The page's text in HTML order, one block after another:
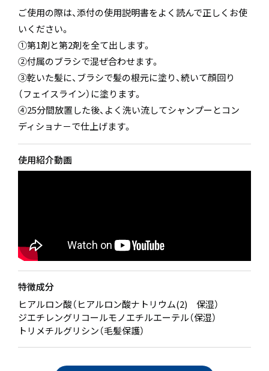
ご使用の際は、添付の使用説明書をよく読んで正しくお使
いください。
①第1剤と第2剤を全て出します。
②付属のブラシで混ぜ合わせます。
③乾いた髪に、ブラシで髪の根元に塗り、続いて顔回り
（フェイスライン）に塗ります。
④25分間放置した後、よく洗い流してシャンプーとコン
ディショナ－で仕上げます。
使用紹介動画
特徴成分
ヒアルロン酸（ヒアルロン酸ナトリウム(2) 保湿）
ジエチレングリコールモノエチルエーテル（保湿）
トリメチルグリシン（毛髪保護）